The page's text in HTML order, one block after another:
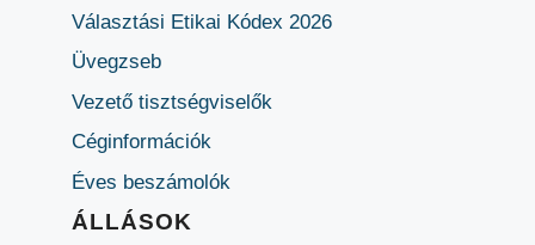
Választási Etikai Kódex 2026
Üvegzseb
Vezető tisztségviselők
Céginformációk
Éves beszámolók
ÁLLÁSOK